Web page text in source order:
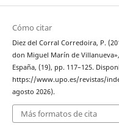
Cómo citar
Diez del Corral Corredoira, P.
don Miguel Marín de
España, (19), pp. 117–125.
https://www.upo.es/revistas/
agosto 2026).
Más formatos de cita